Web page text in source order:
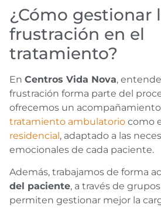
¿Cómo gestionar
frustración en el
tratamiento?
En Centros Vida Nova,
frustración forma parte del
ofrecemos un
tratamiento ambulatorio como
residencial, adaptado a las
emocionales de cada paciente.
Además, trabajamos de forma
del paciente, a través de
permiten gestionar mejor la